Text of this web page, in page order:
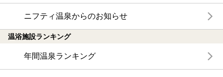
ニフティ温泉からのお知らせ
温浴施設ランキング
年間温泉ランキング